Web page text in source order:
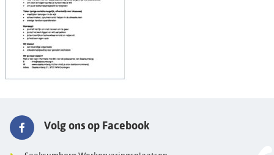
Volg ons op Facebook